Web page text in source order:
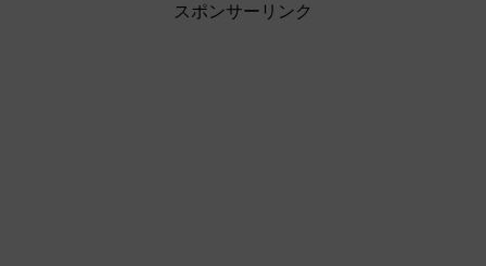
スポンサーリンク